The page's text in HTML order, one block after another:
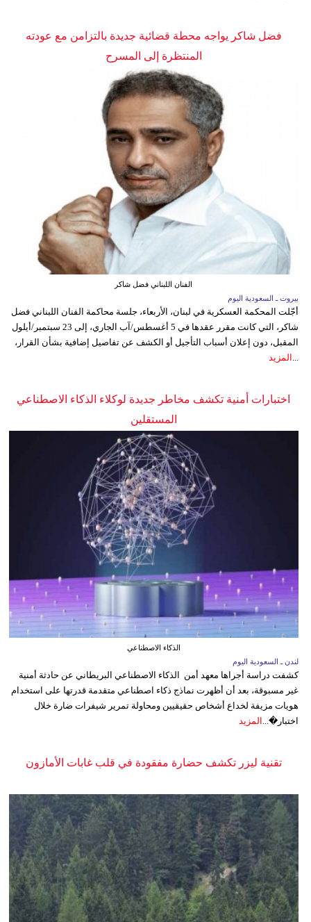
فضل شاكر يواجه محطة قضائية جديدة بالتزامن مع عودته
المنتظرة إلى المسرح
الفنان اللبناني فضل شاكر
بيروت ـ السعودية اليوم
أجّلت المحكمة العسكرية في لبنان، الأربعاء، جلسة محاكمة الفنان اللبناني فضل
شاكر، التي كانت مقرر عقدها في 5 أغسطس/آب الجاري، إلى 23 سبتمبر/أيلول
المقبل، دون إعلان أسباب التأجيل أو الكشف عن تفاصيل إضافية بشأن القرار،
المزيد
اختبارات أمنية تكشف مخاطر جديدة لوكلاء الذكاء الاصطناعي
المستقلين
الذكاء الاصطناعي
لندن ـ السعودية اليوم
كشفت دراسة أجراها معهد أمن الذكاء الاصطناعي البريطاني عن حادثة أمنية
غير مسبوقة، بعد أن أظهرت نماذج ذكاء اصطناعي متقدمة قدرتها على استخدام
هويات مزيفة لخداع أشخاص حقيقيين ومحاولة تمرير شيفرات ضارة خلال
اختبار�... المزيد
تقنية ليزر تكشف حضارة مفقودة في قلب غابات الأمازون